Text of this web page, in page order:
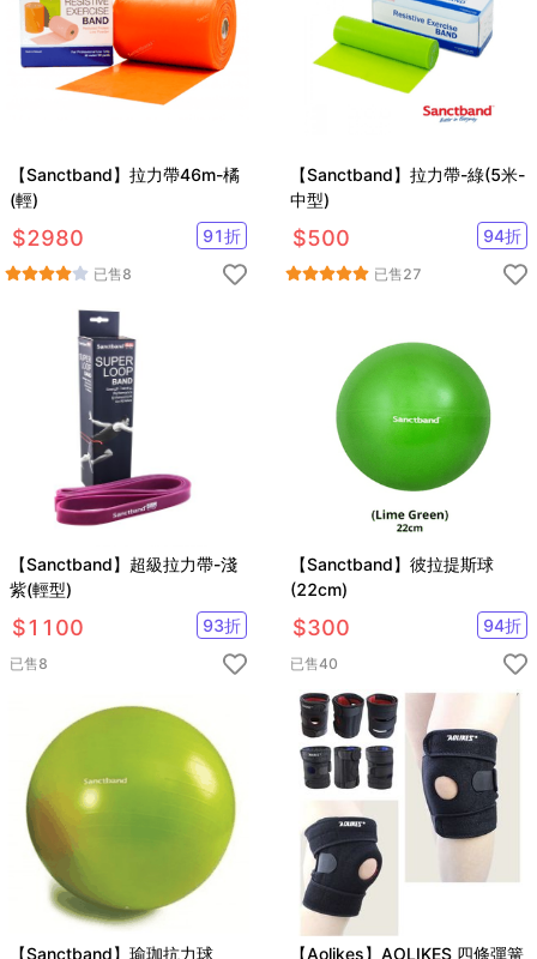
【Sanctband】拉力帶46m-橘
(輕)
$2980 91折
已售8
【Sanctband】拉力帶-綠(5米-
中型)
$500 94折
已售27
【Sanctband】超級拉力帶-淺
紫(輕型)
$1100 93折
已售8
【Sanctband】彼拉提斯球
(22cm)
$300 94折
已售40
【Sanctband】瑜珈抗力球
【Aolikes】AOLIKES 四條彈簧